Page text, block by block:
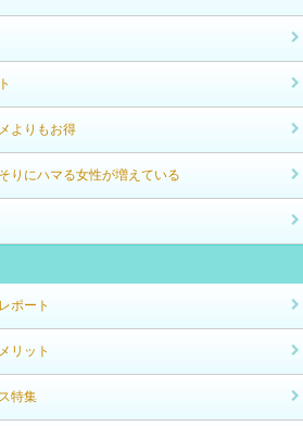
よりもお得
りにハマる女性が増えている
ポート
リット
特集